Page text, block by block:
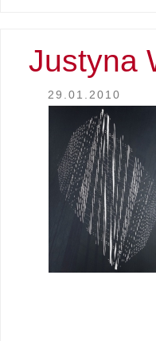
Justyna
29.01.2010